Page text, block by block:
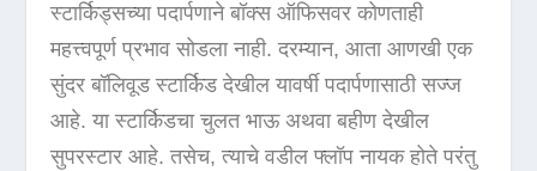
स्टार्किड्सच्या पदार्पणाने बॉक्स ऑफिसवर कोणताही
महत्त्वपूर्ण प्रभाव सोडला नाही. दरम्यान, आता आणखी एक
सुंदर बॉलिवूड स्टार्किड देखील यावर्षी पदार्पणासाठी सज्ज
आहे. या स्टार्किडचा चुलत भाऊ अथवा बहीण देखील
सुपरस्टार आहे. तसेच, त्याचे वडील फ्लॉप नायक होते परंतु